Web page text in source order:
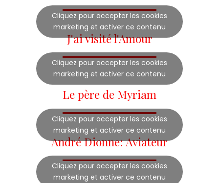
Cliquez pour accepter les cookies
marketing et activer ce contenu
J'ai visité l'Amour
Cliquez pour accepter les cookies
marketing et activer ce contenu
Le père de Myriam
Cliquez pour accepter les cookies
marketing et activer ce contenu
André Dionne: Aviateur
Cliquez pour accepter les cookies
marketing et activer ce contenu